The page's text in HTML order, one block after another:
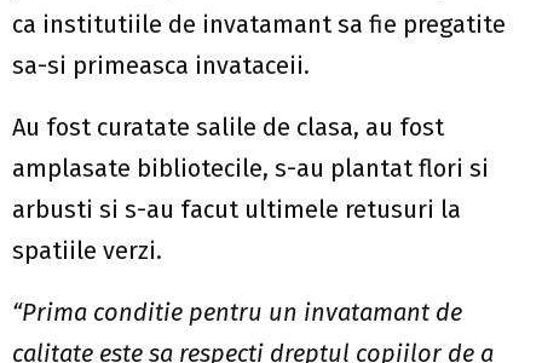
ca institutiile de invatamant sa fie pregatite
sa-si primeasca invataceii.
Au fost curatate salile de clasa, au fost
amplasate bibliotecile, s-au plantat flori si
arbusti si s-au facut ultimele retusuri la
spatiile verzi.
“Prima conditie pentru un invatamant de
calitate este sa respecti dreptul copiilor de a